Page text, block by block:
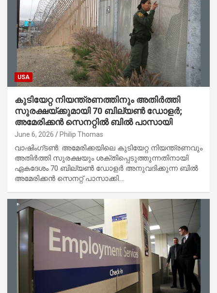
USA
കുടിയേറ്റ നിയന്ത്രണത്തിനും അതിർത്തി
സുരക്ഷയ്ക്കുമായി 70 ബില്യൺ ഡോളർ;
അമേരിക്കൻ സെനറ്റിൽ ബിൽ പാസായി
June 6, 2026 Philip Thomas
വാഷിംഗ്ടൺ: അമേരിക്കയിലെ കുടിയേറ്റ നിയന്ത്രണവും
അതിർത്തി സുരക്ഷയും ശക്തിപ്പെടുത്തുന്നതിനായി
ഏകദേശം 70 ബില്യൺ ഡോളർ അനുവദിക്കുന്ന ബിൽ
അമേരിക്കൻ സെനറ്റ് പാസാക്കി.…